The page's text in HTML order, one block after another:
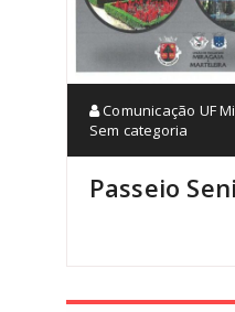
Comunicação UF
Sem categoria
Passeio